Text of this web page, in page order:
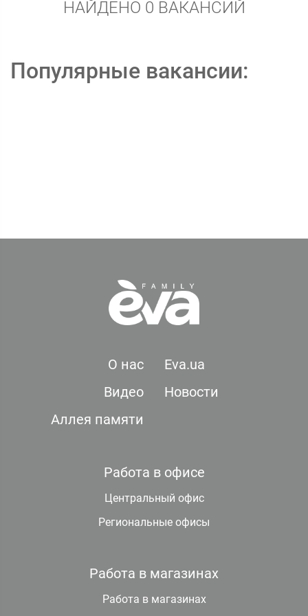
НАЙДЕНО 0 ВАКАНСИЙ
Популярные вакансии:
О нас
Eva.ua
Видео
Новости
Аллея памяти
Работа в офисе
Центральный офис
Региональные офисы
Работа в магазинах
Работа в магазинах